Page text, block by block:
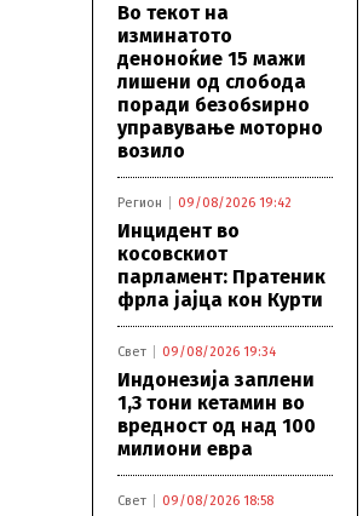
Во текот на
изминатото
деноноќие 15 мажи
лишени од слобода
поради безобѕирно
управување моторно
возило
Регион 09/08/2026 19:42
Инцидент во
косовскиот
парламент: Пратеник
фрла јајца кон Курти
Свет 09/08/2026 19:34
Индонезија заплени
1,3 тони кетамин во
вредност од над 100
милиони евра
Свет 09/08/2026 18:58